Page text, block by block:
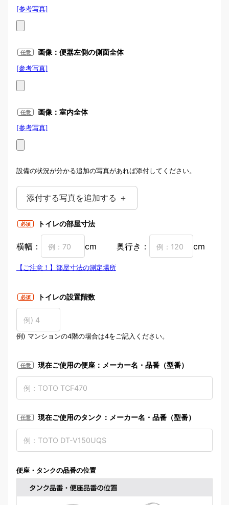
[参考写真]
見える場合
任意 画像：便器左側の側面全体
[参考写真]
任意 画像：室内全体
[参考写真]
設備の状況が分かる追加の写真があれば添付してください。
添付する写真を追加する ＋
必須 トイレの部屋寸法
横幅： cm 奥行き： cm
【ご注意！】部屋寸法の測定場所
トイレ部屋寸法の測定場所
必須 トイレの設置階数
例) マンションの4階の場合は4をご記入ください。
任意 現在ご使用の便座：メーカー名・品番（型番）
任意 現在ご使用のタンク：メーカー名・品番（型番）
便座・タンクの品番の位置